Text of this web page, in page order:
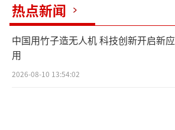
热点新闻
中国用竹子造无人机 科技创新开启新应
用
2026-08-10 13:54:02